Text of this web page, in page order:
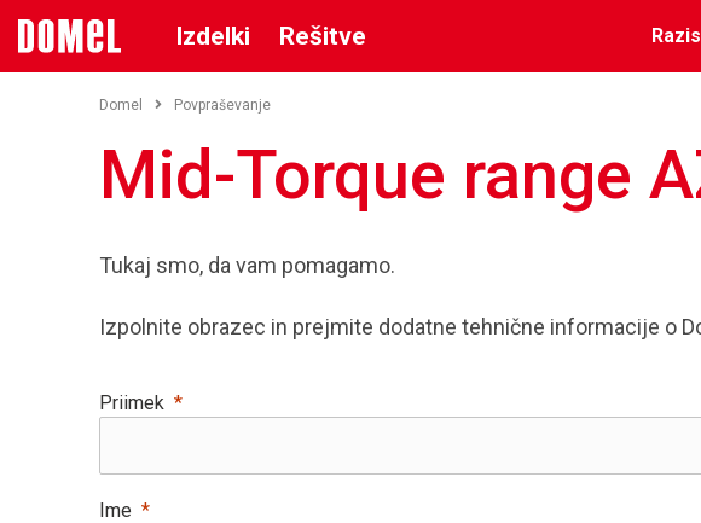
Izdelki Rešitve
Domel Povpraševanje
Mid-Torque range
Tukaj smo, da vam pomagamo.
Izpolnite obrazec in prejmite dodatne tehnične informacije o
Priimek
Ime